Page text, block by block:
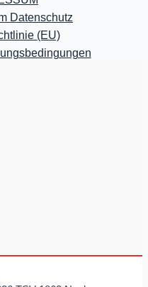
Datenschutz
(EU)